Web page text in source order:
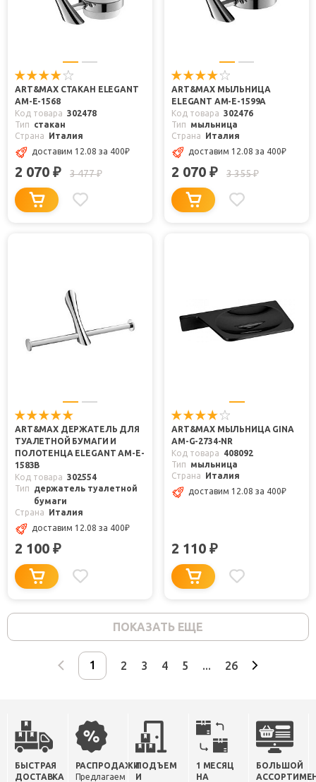
ART&MAX СТАКАН ELEGANT
AM-E-1568
Код товара 302478
Тип
стакан
Страна
Италия
доставим 12.08 за 400₽
2 070 ₽ 3 477₽
ART&MAX МЫЛЬНИЦА
ELEGANT AM-E-1599A
Код товара 302476
Тип
мыльница
Страна
Италия
доставим 12.08 за 400₽
2 070 ₽ 3 355₽
ART&MAX ДЕРЖАТЕЛЬ ДЛЯ
ТУАЛЕТНОЙ БУМАГИ И
ПОЛОТЕНЦА ELEGANT AM-E-
1583B
Код товара 302554
Тип
держатель туалетной
бумаги
Страна
Италия
доставим 12.08 за 400₽
2 100 ₽
ART&MAX МЫЛЬНИЦА GINA
AM-G-2734-NR
Код товара
408092
Тип
мыльница
Страна
Италия
доставим 12.08 за 400₽
2 110 ₽
ПОКАЗАТЬ ЕЩЕ
2 3 4 5 ... 26
БЫСТРАЯ
ДОСТАВКА
РАСПРОДАЖИ
Предлагаем
ПОДЪЕМ
И
1 МЕСЯЦ
НА
БОЛЬШОЙ